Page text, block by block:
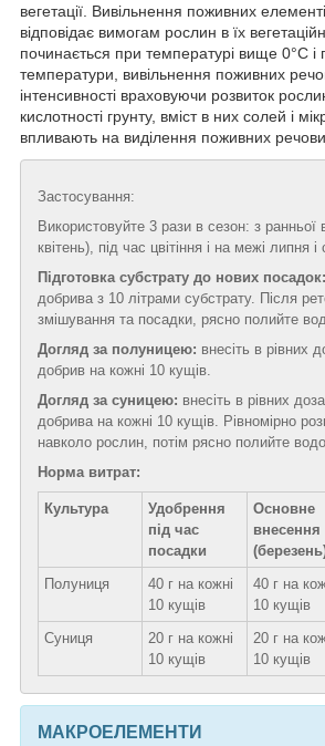
вегетації. Вивільнення поживних
відповідає вимогам рослин в їх
починається при температурі вище 0°С і
температури, вивільнення поживних
інтенсивності враховуючи розвиток
кислотності грунту, вміст в них солей і
впливають на виділення поживних
Застосування:
Використовуйте 3 рази в сезон: з ранньої
квітень), під час цвітіння і на межі липня і
Підготовка субстрату до нових посадок:
добрива з 10 літрами субстрату. Після
змішування та посадки, рясно полийте
Догляд за полуницею: внесіть в рівних
добрив на кожні 10 кущів.
Догляд за суницею: внесіть в рівних
добрива на кожні 10 кущів. Рівномірно
навколо рослин, потім рясно полийте
Норма витрат:
Культура
Удобрення
під час
посадки
Основне
внесення
Полуниця
40 г на кожні
10 кущів
40 г на
10 кущів
Суниця
20 г на кожні
10 кущів
20 г на
10 кущів
МАКРОЕЛЕМЕНТИ